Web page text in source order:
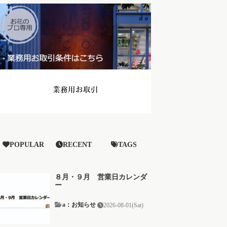
POPULAR RECENT TAGS
８月・９月 営業日カレンダ
ー
a：お知らせ 2026-08-01(Sat)